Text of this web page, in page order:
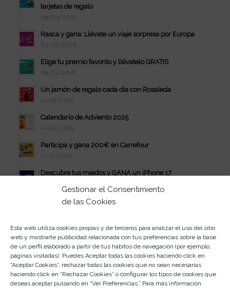
Gestionar el Consentimiento
de las Cookies
Esta web utiliza cookies propias y de terceros para analizar el uso del sitio
web y mostrarte publicidad relacionada con tus preferencias sobre la base
de un perfil elaborado a partir de tus hábitos de navegación (por ejemplo,
páginas visitadas). Puedes Aceptar todas las cookies haciendo click en
“Aceptar Cookies”, rechazar todas las cookies que no sean necesarias
haciendo click en “Rechazar Cookies” o configurar los tipos de cookies que
deseas aceptar pulsando en “Ver Preferencias.” Para más información
tarjetas de regalo
09/03/2026
Rasca y gana: Llévate un viaje sorpresa por Europa
03/02/2026
Elige tu premio favorito y llévatelo GRATIS
09/01/2026
Un jamón de regalo cada día con Rosaleda
10/12/2025
Calendario de Adviento 2025
01/12/2025
Participa y gana 200€ en Carrefour
17/11/2025
Descubre tus miedos y GANA un iPhone 17
Gran Sorteo de La Casa de Muñecas de Gabby
Presume de Mascotas y gana un viaje GRATIS
29/09/2025
¡Gana hasta 200€ con la Vuelta al Cole!
01/09/2025
¡Llévate GRATIS una Nintendo Switch 2!